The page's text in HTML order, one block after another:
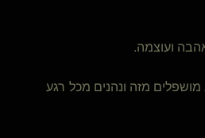
ועוצמה.
מזה ונהנים מכל רגע